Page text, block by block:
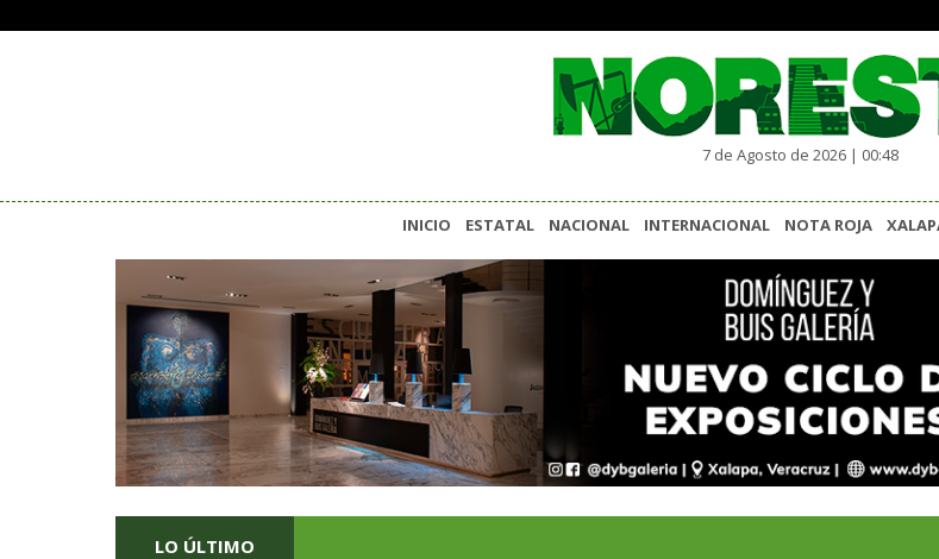
7 de Agosto de 2026 | 00:48
INICIO ESTATAL NACIONAL INTERNACIONAL NOTA ROJA
LO ÚLTIMO